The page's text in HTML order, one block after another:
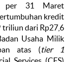
per 31 Maret
kredit
triliun dari Rp27,6
Usaha Milik
atas (tier 1